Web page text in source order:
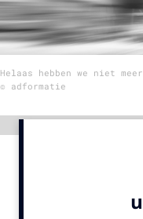
9 sept: GenAI-training
12 nov: MarketingLive!
Adverteren
Events
Helaas hebben we niet
© adformatie